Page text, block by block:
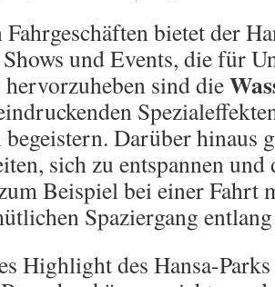
Fahrgeschäften bietet der
und Events, die für
hervorzuheben sind die
Darüber hinaus
sich zu entspannen und
Beispiel bei einer Fahrt
Spaziergang
Highlight des Hansa-